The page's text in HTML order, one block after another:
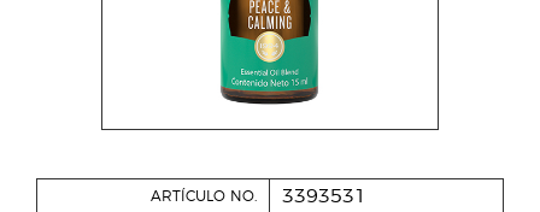
ARTÍCULO NO. 3393531